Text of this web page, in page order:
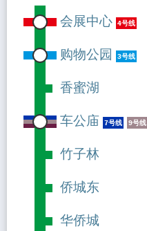
会展中心 4号线
购物公园 3号线
香蜜湖
车公庙 7号线 9号线
竹子林
侨城东
华侨城